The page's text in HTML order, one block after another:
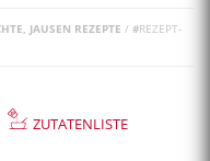
JAUSEN REZEPTE / #REZEPT-
ZUTATENLISTE